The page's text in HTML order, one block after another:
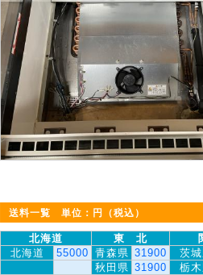
送料一覧 単位：円（税込）
北海道 東 北
北海道
55000 青森県 31900 茨
秋田県 31900 栃